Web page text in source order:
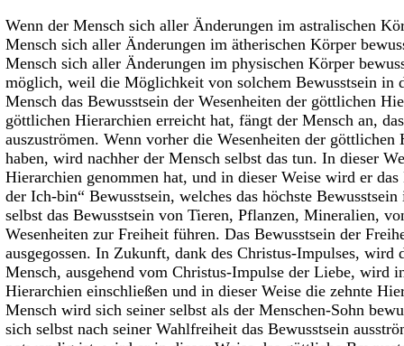
Wenn der Mensch sich aller Änderungen im astralischen
Mensch sich aller Änderungen im ätherischen Körper
Mensch sich aller Änderungen im physischen Körper
möglich, weil die Möglichkeit von solchem Bewusstsein in
Mensch das Bewusstsein der Wesenheiten der göttlichen
göttlichen Hierarchien erreicht hat, fängt der Mensch an,
auszuströmen. Wenn vorher die Wesenheiten der göttlichen
haben, wird nachher der Mensch selbst das tun. In dieser
Hierarchien genommen hat, und in dieser Weise wird er
der Ich-bin“ Bewusstsein, welches das höchste
selbst das Bewusstsein von Tieren, Pflanzen, Mineralien,
Wesenheiten zur Freiheit führen. Das Bewusstsein der
ausgegossen. In Zukunft, dank des Christus-Impulses, wird
Mensch, ausgehend vom Christus-Impulse der Liebe, wird
Hierarchien einschließen und in dieser Weise die zehnte
Mensch wird sich seiner selbst als der Menschen-Sohn
sich selbst nach seiner Wahlfreiheit das Bewusstsein